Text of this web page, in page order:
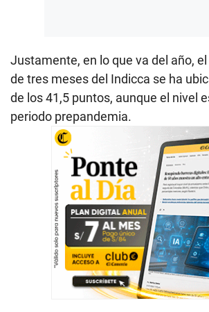
Justamente, en lo que va del año,
de tres meses del Indicca se ha
de los 41,5 puntos, aunque el nivel
periodo prepandemia.